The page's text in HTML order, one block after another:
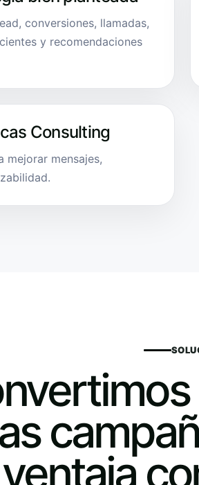
conversiones, llamadas,
y recomendaciones
Consulting
mejorar mensajes,
ventaja